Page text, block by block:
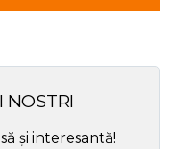
NOSTRI
și interesantă!